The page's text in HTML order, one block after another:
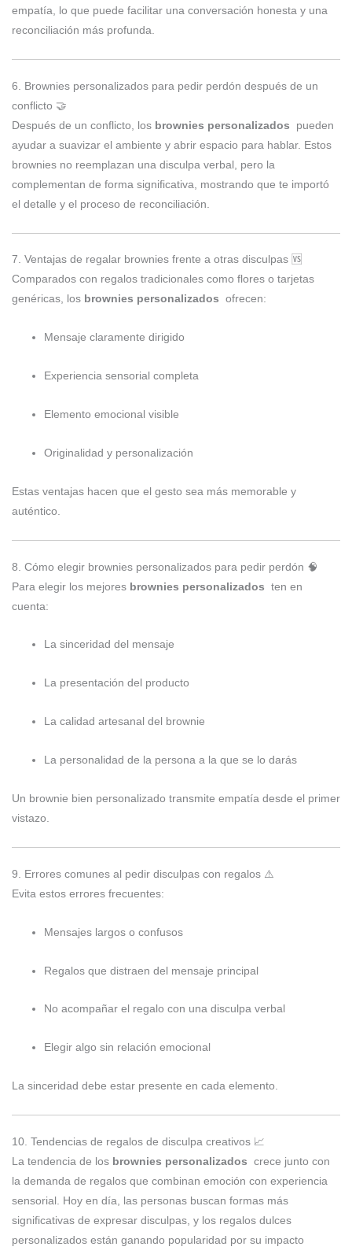
empatía, lo que puede facilitar una conversación honesta y una
reconciliación más profunda.
6. Brownies personalizados para pedir perdón después de un
conflicto 🤝
Después de un conflicto, los brownies personalizados
pueden
ayudar a suavizar el ambiente y abrir espacio para hablar. Estos
brownies no reemplazan una disculpa verbal, pero la
complementan de forma significativa, mostrando que te importó
el detalle y el proceso de reconciliación.
7. Ventajas de regalar brownies frente a otras disculpas 🆚
Comparados con regalos tradicionales como flores o tarjetas
genéricas, los brownies personalizados ofrecen:
Mensaje claramente dirigido
Experiencia sensorial completa
Elemento emocional visible
Originalidad y personalización
Estas ventajas hacen que el gesto sea más memorable y
auténtico.
8. Cómo elegir brownies personalizados para pedir perdón 🧠
Para elegir los mejores brownies personalizados ten en
cuenta:
La sinceridad del mensaje
La presentación del producto
La calidad artesanal del brownie
La personalidad de la persona a la que se lo darás
Un brownie bien personalizado transmite empatía desde el primer
vistazo.
9. Errores comunes al pedir disculpas con regalos ⚠️
Evita estos errores frecuentes:
Mensajes largos o confusos
Regalos que distraen del mensaje principal
No acompañar el regalo con una disculpa verbal
Elegir algo sin relación emocional
La sinceridad debe estar presente en cada elemento.
10. Tendencias de regalos de disculpa creativos 📈
La tendencia de los brownies personalizados crece junto con
la demanda de regalos que combinan emoción con experiencia
sensorial. Hoy en día, las personas buscan formas más
significativas de expresar disculpas, y los regalos dulces
personalizados están ganando popularidad por su impacto